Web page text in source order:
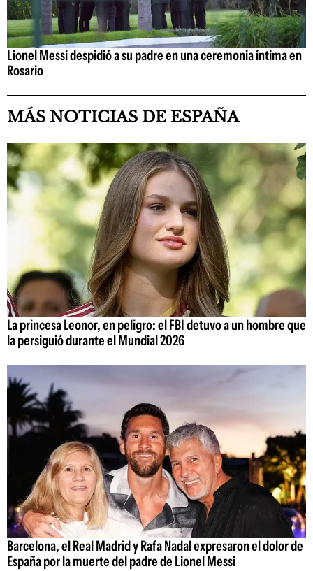
Lionel Messi despidió a su padre en una ceremonia íntima en
Rosario
MÁS NOTICIAS DE ESPAÑA
La princesa Leonor, en peligro: el FBI detuvo a un hombre que
la persiguió durante el Mundial 2026
Barcelona, el Real Madrid y Rafa Nadal expresaron el dolor de
España por la muerte del padre de Lionel Messi